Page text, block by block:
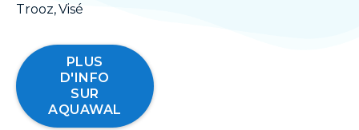
Trooz, Visé
PLUS
D'INFO
SUR
AQUAWAL